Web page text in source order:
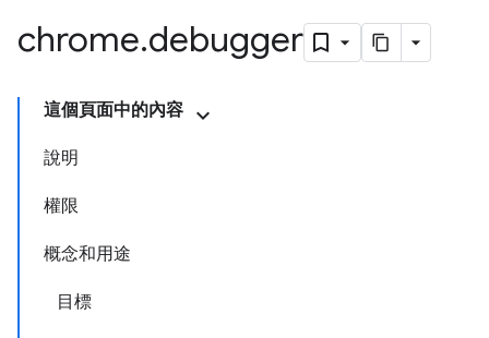
chrome.debugger
這個頁面中的內容
說明
權限
概念和用途
目標